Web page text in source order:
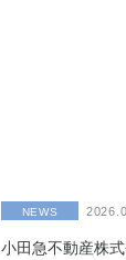
NEWS
小田急不動産株